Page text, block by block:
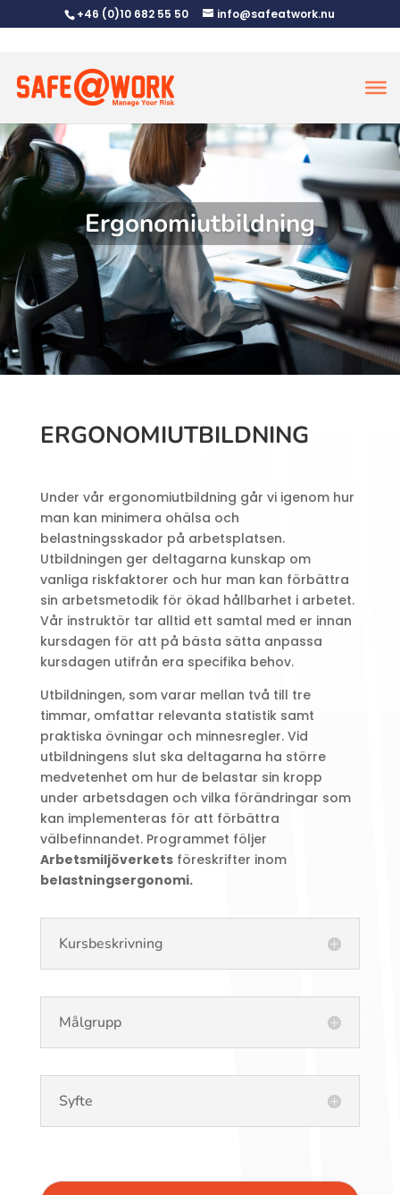
+46 (0)10 682 55 50 info@safeatwork.nu
Ergonomiutbildning
ERGONOMIUTBILDNING
Under vår ergonomiutbildning går vi igenom hur
man kan minimera ohälsa och
belastningsskador på arbetsplatsen.
Utbildningen ger deltagarna kunskap om
vanliga riskfaktorer och hur man kan förbättra
sin arbetsmetodik för ökad hållbarhet i arbetet.
Vår instruktör tar alltid ett samtal med er innan
kursdagen för att på bästa sätta anpassa
kursdagen utifrån era specifika behov.
Utbildningen, som varar mellan två till tre
timmar, omfattar relevanta statistik samt
praktiska övningar och minnesregler. Vid
utbildningens slut ska deltagarna ha större
medvetenhet om hur de belastar sin kropp
under arbetsdagen och vilka förändringar som
kan implementeras för att förbättra
välbefinnandet. Programmet följer
Arbetsmiljöverketsföreskrifter inom
belastningsergonomi.
Kursbeskrivning
Målgrupp
Syfte